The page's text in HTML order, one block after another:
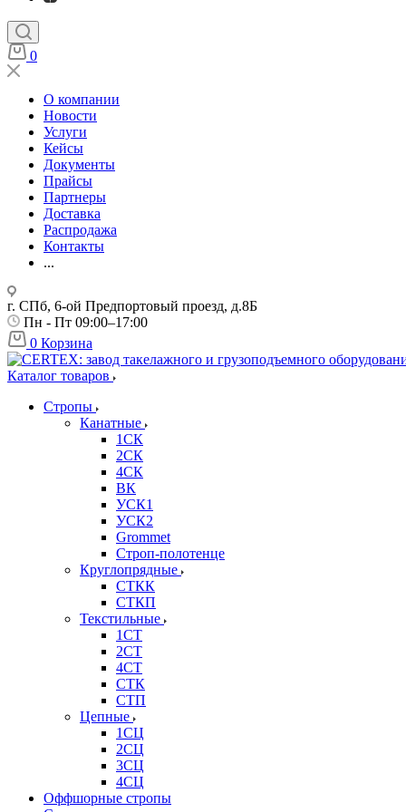
0
О компании
Новости
Услуги
Кейсы
Документы
Прайсы
Партнеры
Доставка
Распродажа
Контакты
...
г. СПб, 6-ой Предпортовый проезд, д.8Б
Пн - Пт 09:00–17:00
0 Корзина
Каталог товаров
Стропы
Канатные
1СК
2СК
4СК
ВК
УСК1
УСК2
Grommet
Строп-полотенце
Круглопрядные
СТКК
СТКП
Текстильные
1СТ
2СТ
4СТ
СТК
СТП
Цепные
1СЦ
2СЦ
3СЦ
4СЦ
Оффшорные стропы